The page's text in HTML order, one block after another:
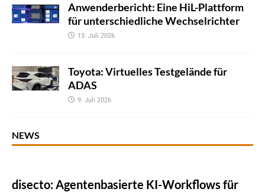
Anwenderbericht: Eine HiL-Plattform
für unterschiedliche Wechselrichter
13. Juli 2026
Toyota: Virtuelles Testgelände für
ADAS
9. Juli 2026
NEWS
disecto: Agentenbasierte KI-Workflows für